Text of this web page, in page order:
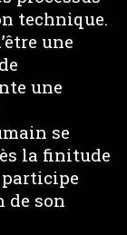
technique.
une
une
se
la finitude
participe
de son